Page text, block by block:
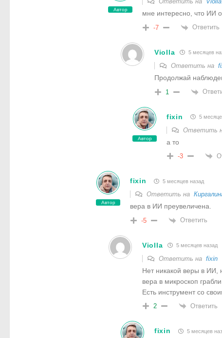
Автор мне интересно, что ИИ
-7 Ответить
Violla 5 месяцев
Ответить на
Продолжай
1
Автор
fixin 5
Ответить
а то
-3
Автор
fixin 5 месяцев назад
Ответить на
вера в ИИ преувеличена.
-5 Ответить
Violla 5 месяцев назад
Ответить на fixin
Нет никакой веры в ИИ,
вера в микроскоп
Есть инструмент со
2 Ответить
fixin 5 месяцев